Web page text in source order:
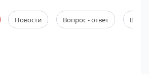
Новости Вопрос - ответ